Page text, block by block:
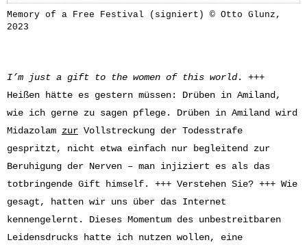
Memory of a Free Festival (signiert) © Otto Glunz,
2023
I’m just a gift to the women of this world. +++
Heißen hätte es gestern müssen: Drüben in Amiland,
wie ich gerne zu sagen pflege. Drüben in Amiland wird
Midazolam zur Vollstreckung der Todesstrafe
gespritzt, nicht etwa einfach nur begleitend zur
Beruhigung der Nerven – man injiziert es als das
totbringende Gift himself. +++ Verstehen Sie? +++ Wie
gesagt, hatten wir uns über das Internet
kennengelernt. Dieses Momentum des unbestreitbaren
Leidensdrucks hatte ich nutzen wollen, eine